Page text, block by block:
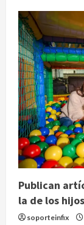
Publican
la de los hijos
soporteinfix